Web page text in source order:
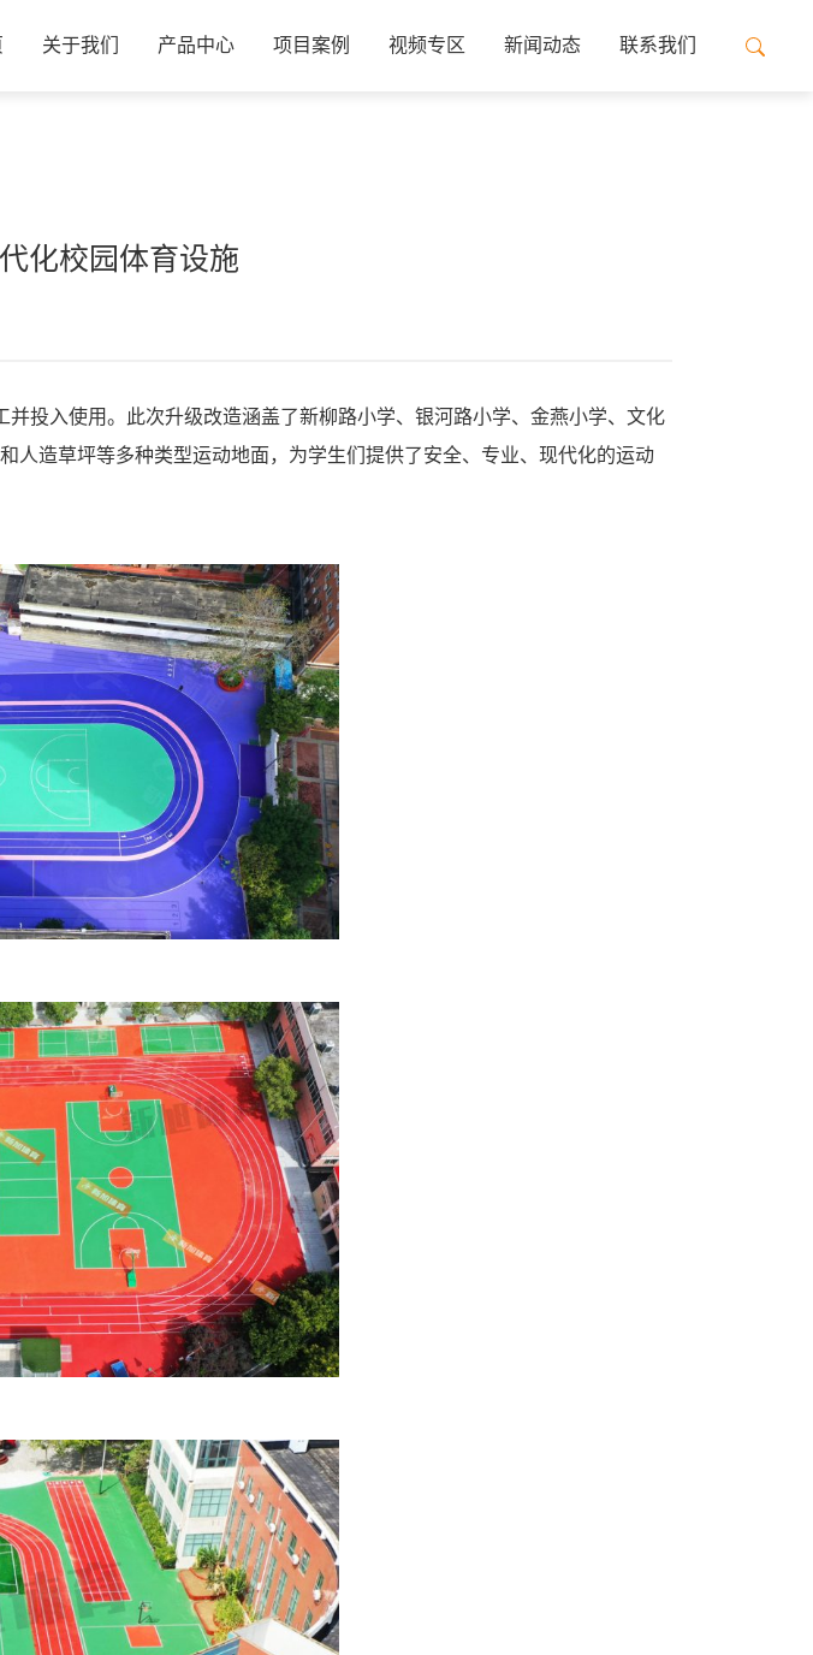
关于我们 产品中心 项目案例 视频专区 新闻动态 联系我们
化校园体育设施
投入使用。此次升级改造涵盖了新柳路小学、银河路小学、金燕小学、文化
人造草坪等多种类型运动地面，为学生们提供了安全、专业、现代化的运动